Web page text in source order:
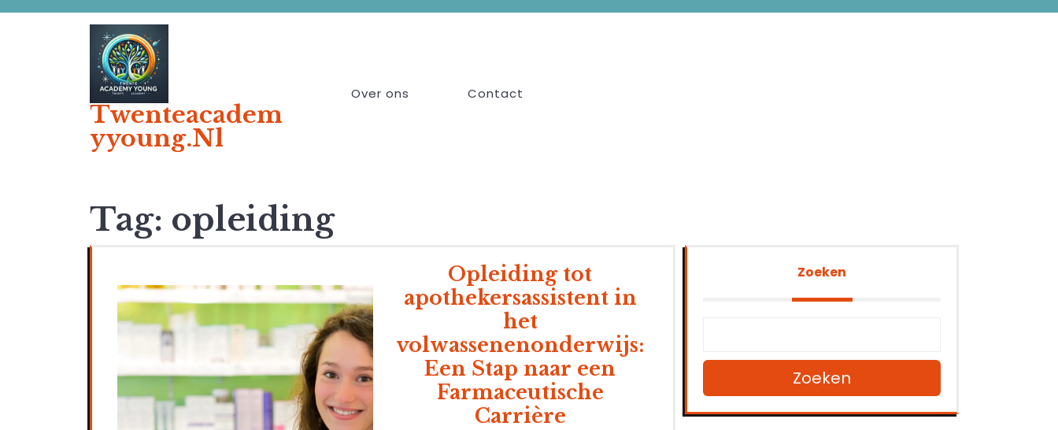
Twenteacadem
Yyoung.nl
Over ons Contact
Tag: opleiding
Opleiding tot
apothekersassistent in
het
volwassenenonderwijs:
Een Stap naar een
Farmaceutische
Carrière
Zoeken
Zoeken